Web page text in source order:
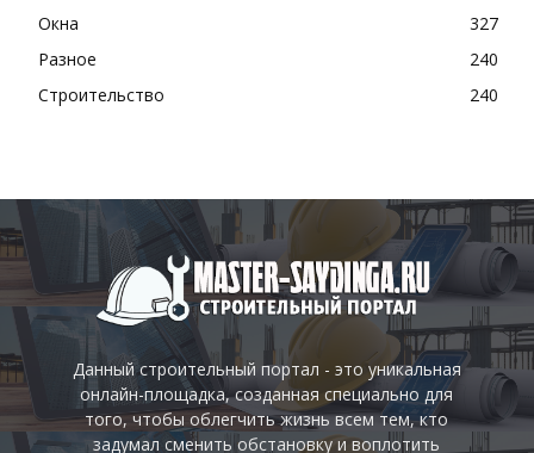
Окна
327
Разное
240
Строительство
240
Данный строительный портал - это уникальная
онлайн-площадка, созданная специально для
того, чтобы облегчить жизнь всем тем, кто
задумал сменить обстановку и воплотить